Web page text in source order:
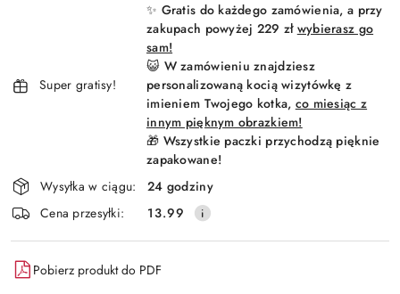
Super gratisy!
✨ Gratis do każdego zamówienia, a przy
zakupach powyżej 229 zł wybierasz go
sam!
😺 W zamówieniu znajdziesz
personalizowaną kocią wizytówkę z
imieniem Twojego kotka, co miesiąc z
innym pięknym obrazkiem!
🎁 Wszystkie paczki przychodzą pięknie
zapakowane!
Wysyłka w ciągu:
24 godziny
Cena przesyłki:
13.99
Pobierz produkt do PDF